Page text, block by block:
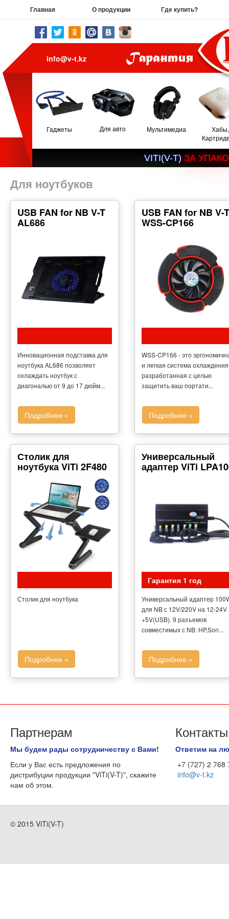
Главная О продукции Где купить?
info@v-t.kz
Гаджеты Для авто Мультимедиа
Хабы,
VITI(V-T) ЗА УПАКО
Для ноутбуков
USB FAN for NB V-T
AL686
Инновационная подставка для
ноутбука AL686 позволяет
охлаждать ноутбук с
диагональю от 9 до 17 дюйм...
Подробнее »
USB FAN for NB V-T
WSS-CP166
WSS-CP166 - это
и легкая система
разработанная с целью
защитить ваш портати...
Подробнее »
Столик для
ноутбука ViTi 2F480
Столик для ноутбука
Подробнее »
Универсальный
адаптер ViTi
Гарантия 1 год
Универсальный адаптер
для NB с 12V/220V на 12-24V
+5V(USB). 9 разъемов
совместимых с NB: HP,Son...
Подробнее »
Партнерам
Мы будем рады сотрудничеству с Вами!
Если у Вас есть предложения по
дистрибуции продукции "ViTi(V-T)", скажите
нам об этом.
Контакты
Ответим на
+7 (727) 2 768
info@v-t.kz
© 2015 ViTi(V-T)